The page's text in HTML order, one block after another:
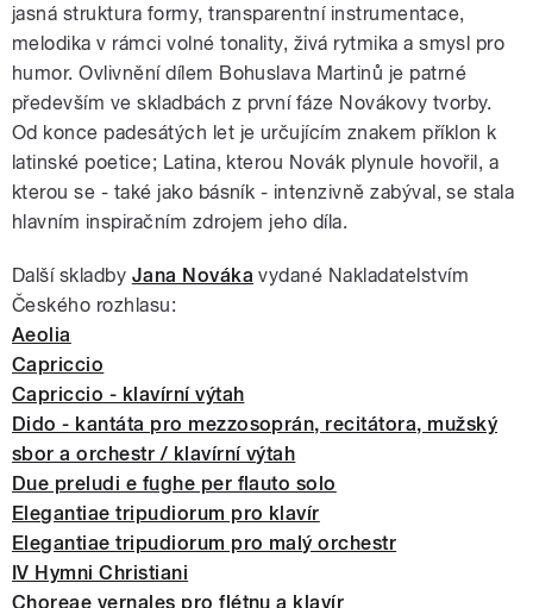
jasná struktura formy, transparentní instrumentace,
melodika v rámci volné tonality, živá rytmika a smysl pro
humor. Ovlivnění dílem Bohuslava Martinů je patrné
především ve skladbách z první fáze Novákovy tvorby.
Od konce padesátých let je určujícím znakem příklon k
latinské poetice; Latina, kterou Novák plynule hovořil, a
kterou se - také jako básník - intenzivně zabýval, se stala
hlavním inspiračním zdrojem jeho díla.
Další skladby Jana Nováka vydané Nakladatelstvím
Českého rozhlasu:
Aeolia
Capriccio
Capriccio - klavírní výtah
Dido - kantáta pro mezzosoprán, recitátora, mužský
sbor a orchestr / klavírní výtah
Due preludi e fughe per flauto solo
Elegantiae tripudiorum pro klavír
Elegantiae tripudiorum pro malý orchestr
IV Hymni Christiani
Choreae vernales pro flétnu a klavír